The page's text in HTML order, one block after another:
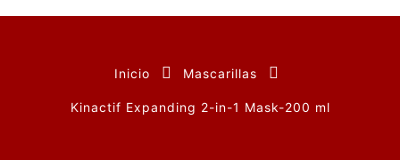
Inicio Mascarillas
Kinactif Expanding 2-in-1 Mask-200 ml